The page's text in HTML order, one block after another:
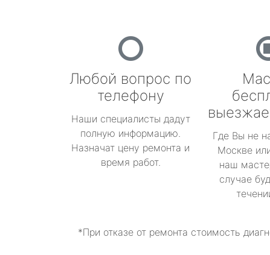
Любой вопрос по
телефону
Наши специалисты дадут
полную информацию.
Назначат цену ремонта и
время работ.
Где Вы не
Москве
наш
случае
*При отказе от ремонта стоимость